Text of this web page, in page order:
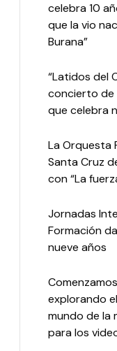
celebra 10
que la vio
Burana”
“Latidos del
concierto de
que celebra
La Orquesta
Santa Cruz
con “La
Jornadas
Formación
nueve años
explorando
mundo de la
para los